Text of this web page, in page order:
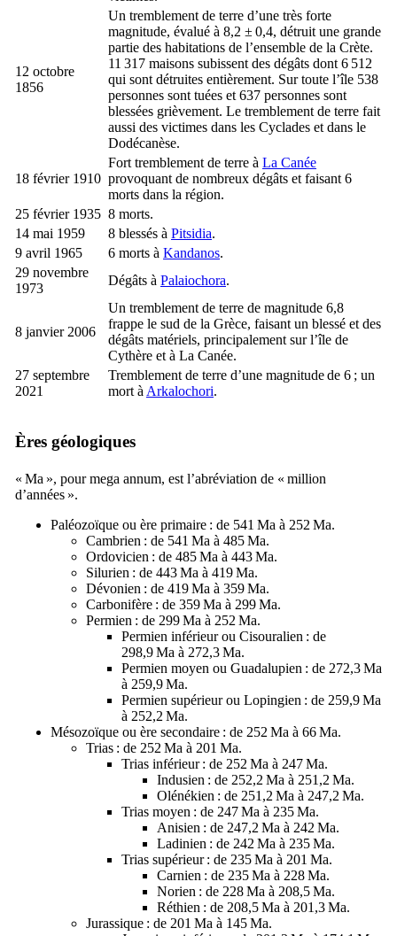
12 octobre
1856
Un tremblement de terre d’une très forte
magnitude, évalué à 8,2 ± 0,4, détruit une grande
partie des habitations de l’ensemble de la Crète.
11 317 maisons subissent des dégâts dont 6 512
qui sont détruites entièrement. Sur toute l’île 538
personnes sont tuées et 637 personnes sont
blessées grièvement. Le tremblement de terre fait
aussi des victimes dans les Cyclades et dans le
Dodécanèse.
18 février 1910
Fort tremblement de terre à La Canée
provoquant de nombreux dégâts et faisant 6
morts dans la région.
25 février 1935 8 morts.
14 mai 1959
8 blessés à Pitsidia.
9 avril 1965
6 morts à Kandanos.
29 novembre
1973
Dégâts à Palaiochora.
8 janvier 2006
Un tremblement de terre de magnitude 6,8
frappe le sud de la Grèce, faisant un blessé et des
dégâts matériels, principalement sur l’île de
Cythère et à La Canée.
27 septembre
2021
Tremblement de terre d’une magnitude de 6 ; un
mort à Arkalochori.
Ères géologiques
« Ma », pour mega annum, est l’abréviation de « million
d’années ».
Paléozoïque ou ère primaire : de 541 Ma à 252 Ma.
Cambrien : de 541 Ma à 485 Ma.
Ordovicien : de 485 Ma à 443 Ma.
Silurien : de 443 Ma à 419 Ma.
Dévonien : de 419 Ma à 359 Ma.
Carbonifère : de 359 Ma à 299 Ma.
Permien : de 299 Ma à 252 Ma.
Permien inférieurou Cisouralien : de
298,9 Ma à 272,3 Ma.
Permien moyen ou Guadalupien : de 272,3 Ma
à 259,9 Ma.
Permien supérieurou Lopingien : de 259,9 Ma
à 252,2 Ma.
Mésozoïque ou ère secondaire : de 252 Ma à 66 Ma.
Trias : de 252 Ma à 201 Ma.
Trias inférieur: de 252 Ma à 247 Ma.
Indusien : de 252,2 Ma à 251,2 Ma.
Olénékien : de 251,2 Ma à 247,2 Ma.
Trias moyen : de 247 Ma à 235 Ma.
Anisien : de 247,2 Ma à 242 Ma.
Ladinien : de 242 Ma à 235 Ma.
Trias supérieur: de 235 Ma à 201 Ma.
Carnien : de 235 Ma à 228 Ma.
Norien : de 228 Ma à 208,5 Ma.
Réthien : de 208,5 Ma à 201,3 Ma.
Jurassique : de 201 Ma à 145 Ma.